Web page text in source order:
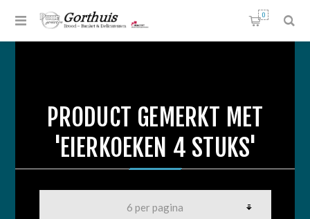
0
PRODUCT GEMERKT MET
'EIERKOEKEN 4 STUKS'